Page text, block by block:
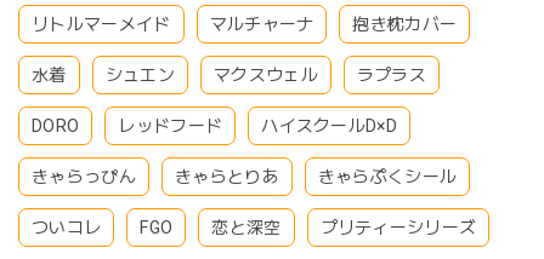
リトルマーメイド マルチャーナ 抱き枕カバー
水着 シュエン マクスウェル ラプラス
DORO レッドフード ハイスクールD×D
きゃらっぴん きゃらとりあ きゃらぷくシール
ついコレ FGO 恋と深空 プリティーシリーズ